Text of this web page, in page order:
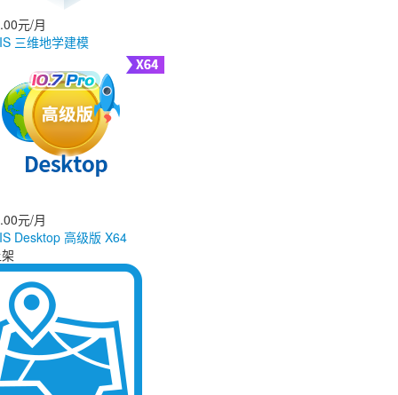
元/月
三维地学建模
元/月
Desktop 高级版 X64